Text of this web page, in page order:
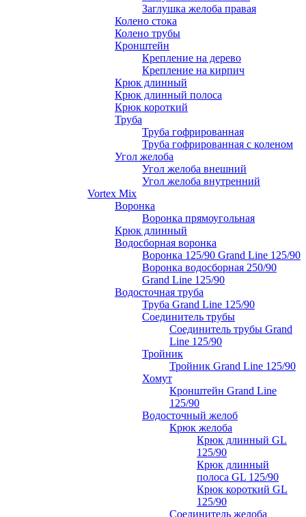
Заглушка желоба правая
Колено стока
Колено трубы
Кронштейн
Крепление на дерево
Крепление на кирпич
Крюк длинный
Крюк длинный полоса
Крюк короткий
Труба
Труба гофрированная
Труба гофрированная с коленом
Угол желоба
Угол желоба внешний
Угол желоба внутренний
Vortex Mix
Воронка
Воронка прямоугольная
Крюк длинный
Водосборная воронка
Воронка 125/90 Grand Line 125/90
Воронка водосборная 250/90
Grand Line 125/90
Водосточная труба
Труба Grand Line 125/90
Соединитель трубы
Соединитель трубы Grand
Line 125/90
Тройник
Тройник Grand Line 125/90
Хомут
Кронштейн Grand Line
125/90
Водосточный желоб
Крюк желоба
Крюк длинный GL
125/90
Крюк длинный
полоса GL 125/90
Крюк короткий GL
125/90
Соединитель желоба